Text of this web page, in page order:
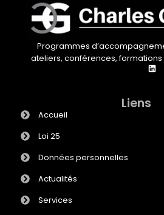
Programmes
ateliers, conférences, formations
Liens
Accueil
Loi 25
Données personnelles
Actualités
Services